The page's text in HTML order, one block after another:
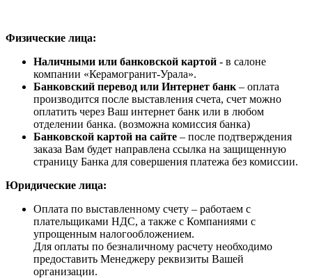
Физические лица:
Наличными или банковской картой - в салоне
компании «Керамогранит-Урала».
Банковский перевод или Интернет банк – оплата
производится после выставления счета, счет можно
оплатить через Ваш интернет банк или в любом
отделении банка. (возможна комиссия банка)
Банковской картой на сайте – после подтверждения
заказа Вам будет направлена ссылка на защищенную
страницу Банка для совершения платежа без комиссии.
Юридические лица:
Оплата по выставленному счету – работаем с
плательщиками НДС, а также с Компаниями с
упрощенным налогообложением.
Для оплаты по безналичному расчету необходимо
предоставить Менеджеру реквизиты Вашей
организации.